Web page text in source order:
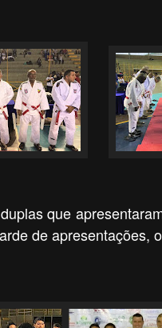
que
de apresentações,